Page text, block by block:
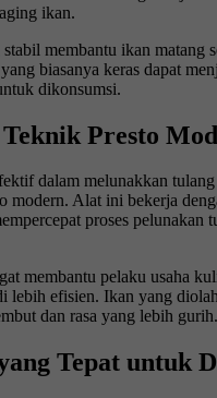
ikan.
membantu ikan matang
biasanya keras dapat
dikonsumsi.
Presto
dalam melunakkan
modern. Alat ini bekerja
proses pelunakan
membantu pelaku usaha
lebih efisien. Ikan yang
dan rasa yang lebih gurih.
Tepat untuk